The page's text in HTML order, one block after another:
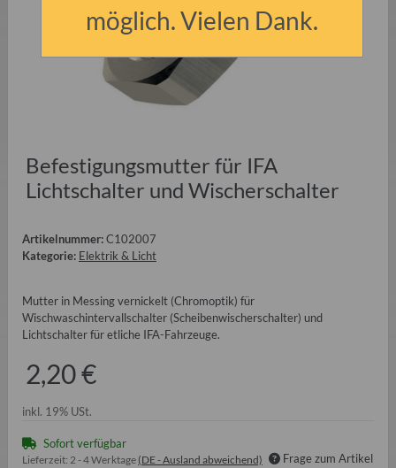
Befestigungsmutter für IFA
Lichtschalter und Wischerschalter
Artikelnummer:C102007
Kategorie: Elektrik & Licht
Mutter in Messing vernickelt (Chromoptik) für
Wischwaschintervallschalter (Scheibenwischerschalter) und
Lichtschalter für etliche IFA-Fahrzeuge.
2,20 €
inkl. 19% USt.
Sofort verfügbar
Lieferzeit: 2 - 4 Werktage (DE - Ausland abweichend) Frage zum Artikel
möglich. Vielen Dank.